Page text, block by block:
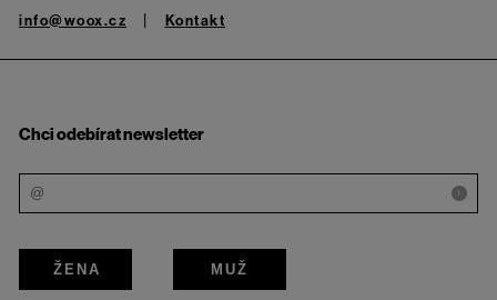
info@woox.cz Kontakt
Chci odebírat newsletter
i
ŽENA MUŽ